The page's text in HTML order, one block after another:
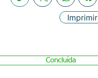
Imprimir
Concluída